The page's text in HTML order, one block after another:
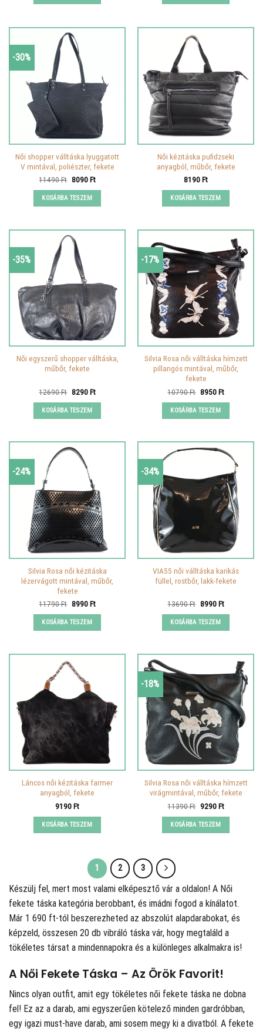
-30%
Női shopper válltáska lyuggatott
V mintával, poliészter, fekete
11490Ft Original
was:
11490 Ft.
8090FtCurrent
KOSÁRBA TESZEM
Női kézitáska pufidzseki
anyagból, műbőr, fekete
8190Ft
KOSÁRBA TESZEM
-35%
Női egyszerű shopper válltáska,
műbőr, fekete
12690Ft Original
was:
12690 Ft.
8290FtCurrent
KOSÁRBA TESZEM
-17%
Silvia Rosa női válltáska hímzett
pillangós mintával, műbőr,
fekete
10790Ft Original
was:
10790 Ft.
8950FtCurrent
KOSÁRBA TESZEM
-24%
Silvia Rosa női kézitáska
lézervágott mintával, műbőr,
fekete
11790Ft Original
was:
11790 Ft.
8990FtCurrent
KOSÁRBA TESZEM
-34%
VIA55 női válltáska karikás
füllel, rostbőr, lakk-fekete
13690Ft Original
was:
13690 Ft.
8990FtCurrent
KOSÁRBA TESZEM
Láncos női kézitáska farmer
anyagból, fekete
9190Ft
KOSÁRBA TESZEM
-18%
Silvia Rosa női válltáska hímzett
virágmintával, műbőr, fekete
11390Ft Original
was:
11390 Ft.
9290FtCurrent
KOSÁRBA TESZEM
1 2 3
Készülj fel, mert most valami elképesztő vár a oldalon! A Női
fekete táska kategória berobbant, és imádni fogod a kínálatot.
Már 1 690 ft-tól beszerezheted az abszolút alapdarabokat, és
képzeld, összesen 20 db vibráló táska vár, hogy megtaláld a
tökéletes társat a mindennapokra és a különleges alkalmakra is!
A Női Fekete Táska – Az Örök Favorit!
Nincs olyan outfit, amit egy tökéletes női fekete táska ne dobna
fel! Ez az a darab, ami egyszerűen kötelező minden gardróbban,
egy igazi must-have darab, ami sosem megy ki a divatból. A fekete